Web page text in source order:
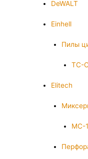
DeWALT
Einhell
Пилы
TC-
Elitech
МС-